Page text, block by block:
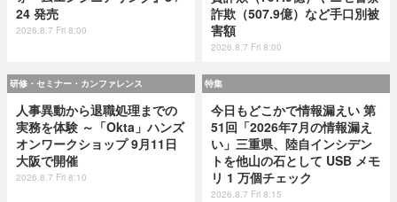
24 発売
2026.8.7 Fri 8:00
詐欺（507.9億）など手口別被
害額
2026.8.7 Fri 8:00
研修・セミナー・カンファレンス
人事異動から退職処理までの
実務を体験 ～「Okta」ハンズ
オンワークショップ 9月11日
大阪で開催
2026.8.7 Fri 8:10
特集
今日もどこかで情報漏えい 第
51回「2026年7月の情報漏え
い」三重県、陸自インシデン
トを他山の石として USB メモ
リ 1 万個チェック
2026.8.7 Fri 8:15